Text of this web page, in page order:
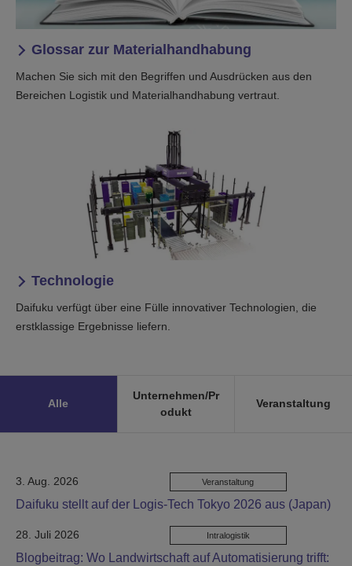
Glossar zur Materialhandhabung
Machen Sie sich mit den Begriffen und Ausdrücken aus den
Bereichen Logistik und Materialhandhabung vertraut.
Technologie
Daifuku verfügt über eine Fülle innovativer Technologien, die
erstklassige Ergebnisse liefern.
Alle
Unternehmen/Pr
odukt
Veranstaltung
3. Aug. 2026 Veranstaltung
Daifuku stellt auf der Logis-Tech Tokyo 2026 aus (Japan)
28. Juli 2026 Intralogistik
Blogbeitrag: Wo Landwirtschaft auf Automatisierung trifft: